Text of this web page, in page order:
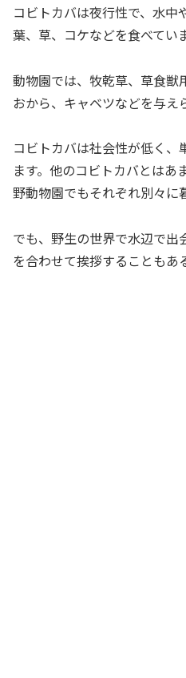
コビトカバは夜行性で、水中
葉、草、コケなどを食べてい
動物園では、牧乾草、草食獣
おから、キャベツなどを与え
コビトカバは社会性が低く
ます。他のコビトカバとはあ
野動物園でもそれぞれ別々に
でも、野生の世界で水辺で出
を合わせて挨拶することもあ